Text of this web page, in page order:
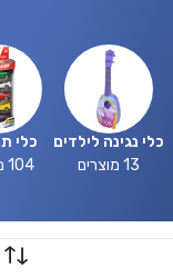
כלי נגינה לילדים
13 מוצרים
כלי
104 מוצרים